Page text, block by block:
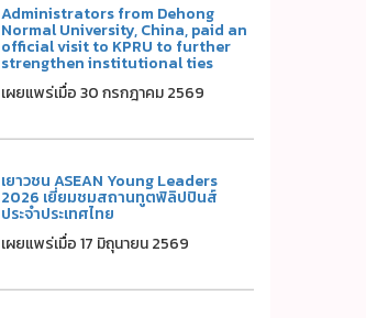
Administrators from Dehong
Normal University, China, paid an
official visit to KPRU to further
strengthen institutional ties
เผยแพร่เมื่อ 30 กรกฎาคม 2569
เยาวชน ASEAN Young Leaders
2026 เยี่ยมชมสถานทูตฟิลิปปินส์
ประจำประเทศไทย
เผยแพร่เมื่อ 17 มิถุนายน 2569